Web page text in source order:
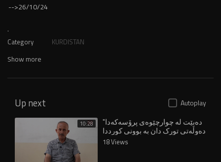
-->26/10/24
.
Category KURDISTAN
Show more
Up next Autoplay
10:28 "دەبێت لە چوارچێوەی پرۆسەکەدا
دەوڵەتی تورک دان بە بوونی کورددا
بنێت"
18 Views